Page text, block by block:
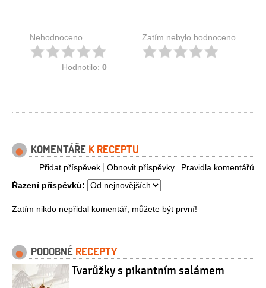
Nehodnoceno
Hodnotilo: 0
Zatím nebylo hodnoceno
KOMENTÁŘE K RECEPTU
Pravidla komentářů
Obnovit příspěvky
Přidat příspěvek
Řazení příspěvků:
Zatím nikdo nepřidal komentář, můžete být první!
PODOBNÉ RECEPTY
Tvarůžky s pikantním salámem